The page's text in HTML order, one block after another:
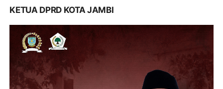
KETUA DPRD KOTA JAMBI